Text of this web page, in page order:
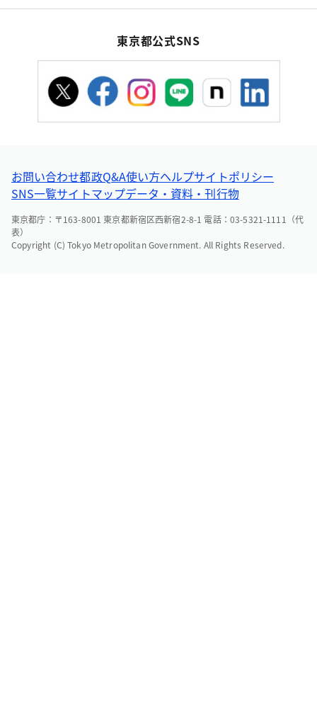
東京都公式SNS
お問い合わせ都政Q&A使い方ヘルプサイトポリシー
SNS一覧サイトマップデータ・資料・刊行物
東京都庁：〒163-8001 東京都新宿区西新宿2-8-1 電話：03-5321-1111（代
表）
Copyright (C) Tokyo Metropolitan Government. All Rights Reserved.